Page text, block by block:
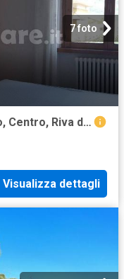
7 foto
Bilocale buono stato, primo piano, Centro, Riva del Garda
Visualizza dettagli